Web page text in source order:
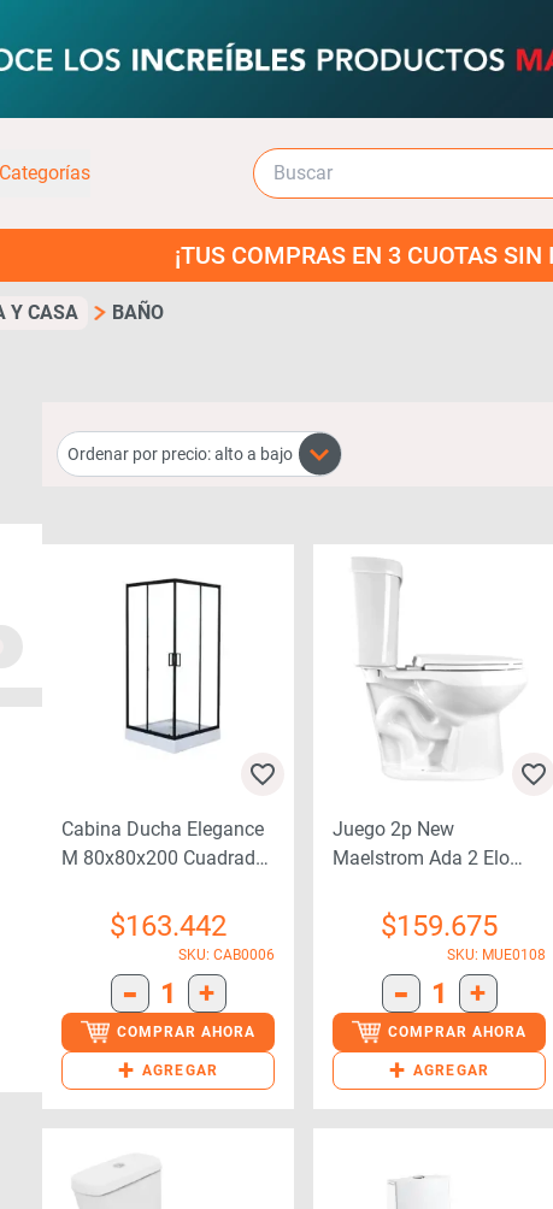
Categorías
¡TUS COMPRAS EN 3 CUOTAS SIN INTERES!
Y CASA BAÑO
Cabina Ducha Elegance
M 80x80x200 Cuadrada
$163.442
SKU: CAB0006
- 1 +
COMPRAR AHORA
+ AGREGAR
Juego 2p New
Maelstrom Ada 2 Elo
$159.675
SKU: MUE0108
- 1 +
COMPRAR AHORA
+ AGREGAR